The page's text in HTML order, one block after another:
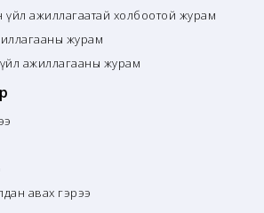
үйл ажиллагаатай холбоотой журам
журам
ажиллагааны журам
авах гэрээ